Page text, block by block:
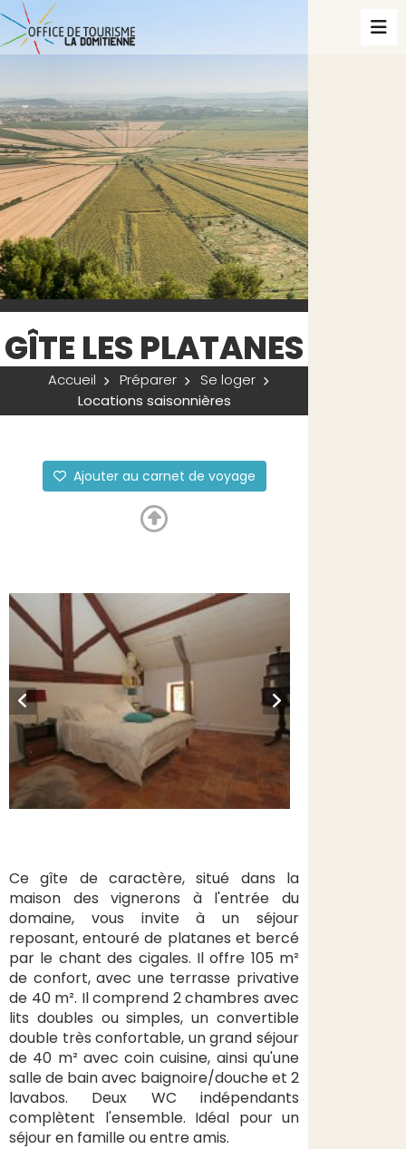
GÎTE LES PLATANES
Accueil Préparer
Se loger
Locations saisonnières
Ajouter au carnet de voyage
Ce gîte de caractère, situé dans la
maison des vignerons à l'entrée du
domaine, vous invite à un séjour
reposant, entouré de platanes et bercé
par le chant des cigales. Il offre 105 m²
de confort, avec une terrasse privative
de 40 m². Il comprend 2 chambres avec
lits doubles ou simples, un convertible
double très confortable, un grand séjour
de 40 m² avec coin cuisine, ainsi qu'une
salle de bain avec baignoire/douche et 2
lavabos. Deux WC indépendants
complètent l'ensemble. Idéal pour un
séjour en famille ou entre amis.